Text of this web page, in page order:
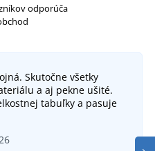
EMERTON
s náprsenkou SIRIUS
odporúča
Skutočne všetky
a aj pekne ušité.
tabuľky a pasuje